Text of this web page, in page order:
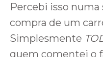
Percebi isso numa
compra de um
Simplesmente
quem comentei o